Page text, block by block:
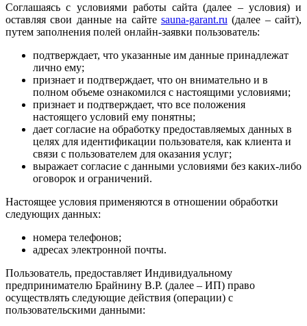
Соглашаясь с условиями работы сайта (далее – условия) и
оставляя свои данные на сайте sauna-garant.ru (далее – сайт),
путем заполнения полей онлайн-заявки пользователь:
подтверждает, что указанные им данные принадлежат
лично ему;
признает и подтверждает, что он внимательно и в
полном объеме ознакомился с настоящими условиями;
признает и подтверждает, что все положения
настоящего условий ему понятны;
дает согласие на обработку предоставляемых данных в
целях для идентификации пользователя, как клиента и
связи с пользователем для оказания услуг;
выражает согласие с данными условиями без каких-либо
оговорок и ограничений.
Настоящее условия применяются в отношении обработки
следующих данных:
номера телефонов;
адресах электронной почты.
Пользователь, предоставляет Индивидуальному
предпринимателю Брайнину В.Р. (далее – ИП) право
осуществлять следующие действия (операции) с
пользовательскими данными: